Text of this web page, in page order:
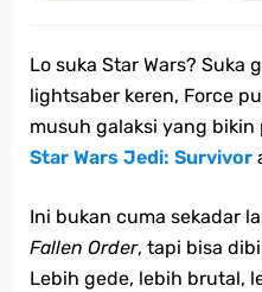
Lo suka Star Wars? Suka
lightsaber keren, Force
musuh galaksi yang bikin
Star Wars Jedi: Survivor
Ini bukan cuma sekadar
Fallen Order, tapi bisa
Lebih gede, lebih brutal,